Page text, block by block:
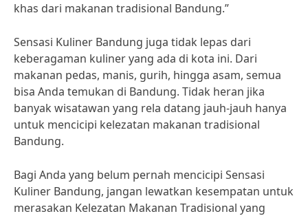
khas dari makanan tradisional Bandung.”
Sensasi Kuliner Bandung juga tidak lepas dari
keberagaman kuliner yang ada di kota ini. Dari
makanan pedas, manis, gurih, hingga asam, semua
bisa Anda temukan di Bandung. Tidak heran jika
banyak wisatawan yang rela datang jauh-jauh hanya
untuk mencicipi kelezatan makanan tradisional
Bandung.
Bagi Anda yang belum pernah mencicipi Sensasi
Kuliner Bandung, jangan lewatkan kesempatan untuk
merasakan Kelezatan Makanan Tradisional yang